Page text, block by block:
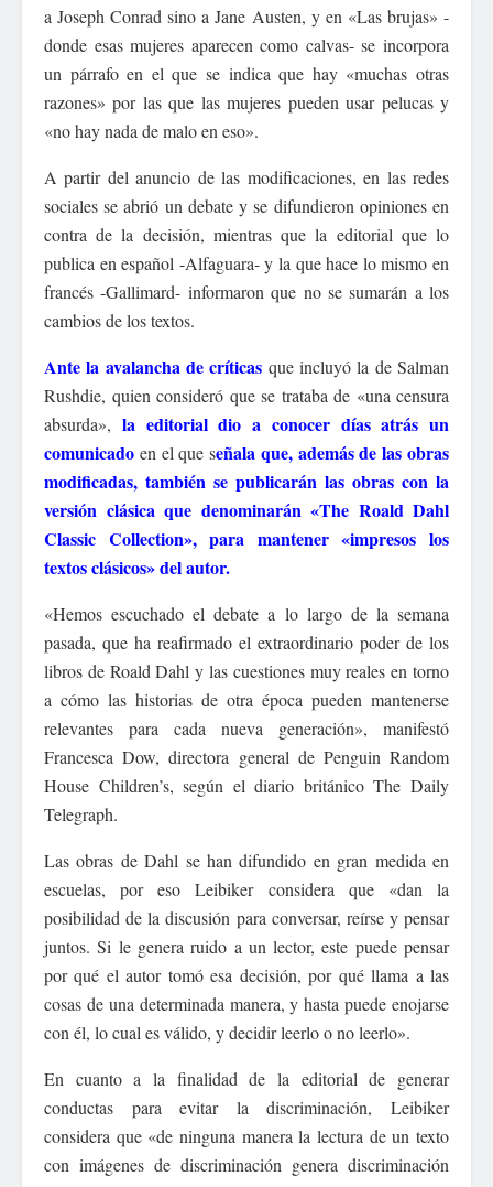
a Joseph Conrad sino a Jane Austen, y en «Las brujas» -
donde esas mujeres aparecen como calvas- se incorpora
un párrafo en el que se indica que hay «muchas otras
razones» por las que las mujeres pueden usar pelucas y
«no hay nada de malo en eso».
A partir del anuncio de las modificaciones, en las redes
sociales se abrió un debate y se difundieron opiniones en
contra de la decisión, mientras que la editorial que lo
publica en español -Alfaguara- y la que hace lo mismo en
francés -Gallimard- informaron que no se sumarán a los
cambios de los textos.
Ante la avalancha de críticas que incluyó la de Salman
Rushdie, quien consideró que se trataba de «una censura
absurda», la editorial dio a conocer días atrás un
comunicado en el que señala que, además de las obras
modificadas, también se publicarán las obras con la
versión clásica que denominarán «The Roald Dahl
Classic Collection», para mantener «impresos los
textos clásicos» del autor.
«Hemos escuchado el debate a lo largo de la semana
pasada, que ha reafirmado el extraordinario poder de los
libros de Roald Dahl y las cuestiones muy reales en torno
a cómo las historias de otra época pueden mantenerse
relevantes para cada nueva generación», manifestó
Francesca Dow, directora general de Penguin Random
House Children’s, según el diario británico The Daily
Telegraph.
Las obras de Dahl se han difundido en gran medida en
escuelas, por eso Leibiker considera que «dan la
posibilidad de la discusión para conversar, reírse y pensar
juntos. Si le genera ruido a un lector, este puede pensar
por qué el autor tomó esa decisión, por qué llama a las
cosas de una determinada manera, y hasta puede enojarse
con él, lo cual es válido, y decidir leerlo o no leerlo».
En cuanto a la finalidad de la editorial de generar
conductas para evitar la discriminación, Leibiker
considera que «de ninguna manera la lectura de un texto
con imágenes de discriminación genera discriminación